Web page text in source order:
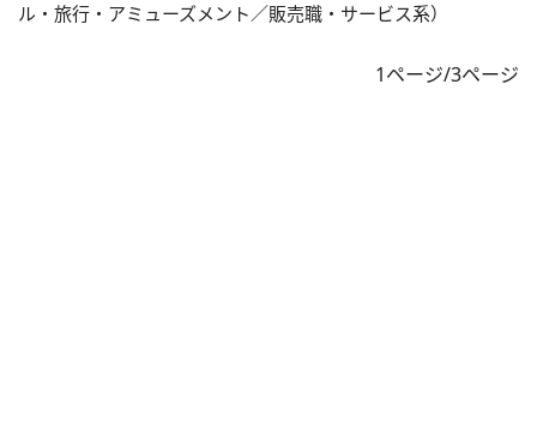
ル・旅行・アミューズメント／販売職・サービス系）
1ページ/3ページ